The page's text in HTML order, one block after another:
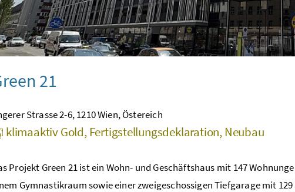
21
Strasse 2-6, 1210 Wien, Östereich
klimaaktiv Gold, Fertigstellungsdeklaration, Neubau
Projekt Green 21 ist ein Wohn- und Geschäftshaus mit 147
Gymnastikraum sowie einer zweigeschossigen Tiefgarage mit